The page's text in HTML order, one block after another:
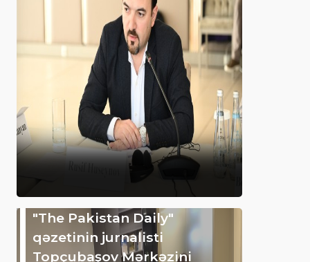
"The Pakistan Daily"
qəzetinin jurnalisti
Topçubaşov Mərkəzini